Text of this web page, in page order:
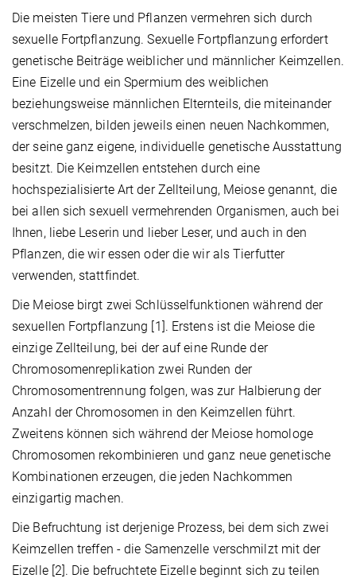
Die meisten Tiere und Pflanzen vermehren sich durch
sexuelle Fortpflanzung. Sexuelle Fortpflanzung erfordert
genetische Beiträge weiblicher und männlicher Keimzellen.
Eine Eizelle und ein Spermium des weiblichen
beziehungsweise männlichen Elternteils, die miteinander
verschmelzen, bilden jeweils einen neuen Nachkommen,
der seine ganz eigene, individuelle genetische Ausstattung
besitzt. Die Keimzellen entstehen durch eine
hochspezialisierte Art der Zellteilung, Meiose genannt, die
bei allen sich sexuell vermehrenden Organismen, auch bei
Ihnen, liebe Leserin und lieber Leser, und auch in den
Pflanzen, die wir essen oder die wir als Tierfutter
verwenden, stattfindet.
Die Meiose birgt zwei Schlüsselfunktionen während der
sexuellen Fortpflanzung [1]. Erstens ist die Meiose die
einzige Zellteilung, bei der auf eine Runde der
Chromosomenreplikation zwei Runden der
Chromosomentrennung folgen, was zur Halbierung der
Anzahl der Chromosomen in den Keimzellen führt.
Zweitens können sich während der Meiose homologe
Chromosomen rekombinieren und ganz neue genetische
Kombinationen erzeugen, die jeden Nachkommen
einzigartig machen.
Die Befruchtung ist derjenige Prozess, bei dem sich zwei
Keimzellen treffen - die Samenzelle verschmilzt mit der
Eizelle [2]. Die befruchtete Eizelle beginnt sich zu teilen